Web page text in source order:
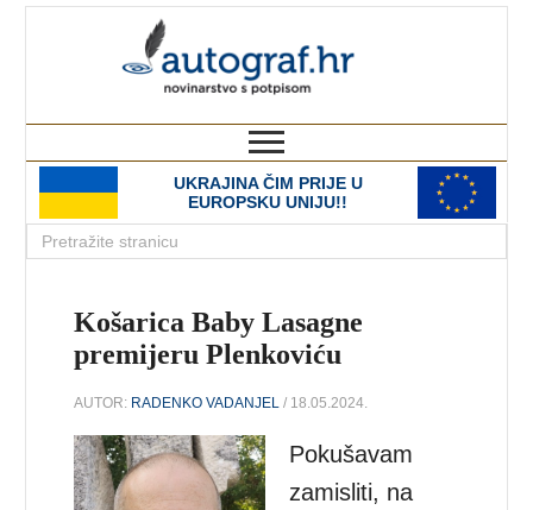
UKRAJINA ČIM PRIJE U
EUROPSKU UNIJU!!
Košarica Baby Lasagne
premijeru Plenkoviću
AUTOR: RADENKO VADANJEL / 18.05.2024.
Pokušavam
zamisliti, na